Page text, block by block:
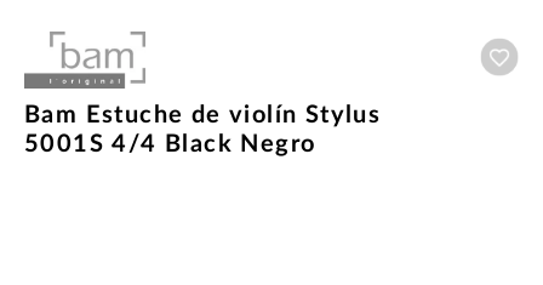
Bam Estuche de violín Stylus
5001S 4/4 Black Negro